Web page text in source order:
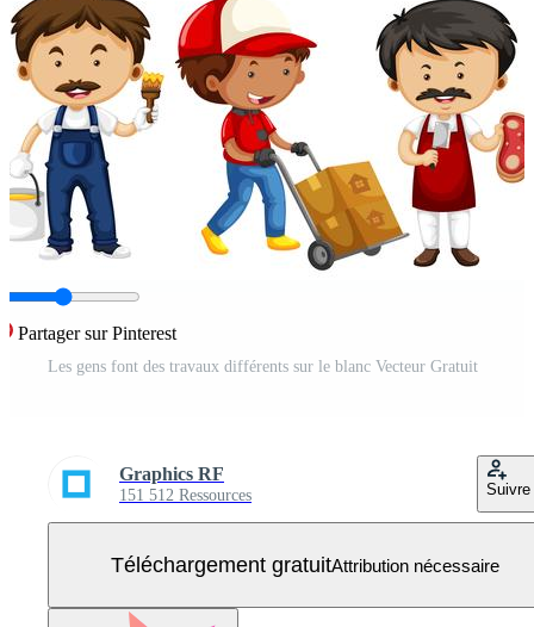
Partager sur Pinterest
Les gens font des travaux différents sur le blanc Vecteur Gratuit
Graphics RF
151 512 Ressources Suivre
Téléchargement gratuitAttribution nécessaire